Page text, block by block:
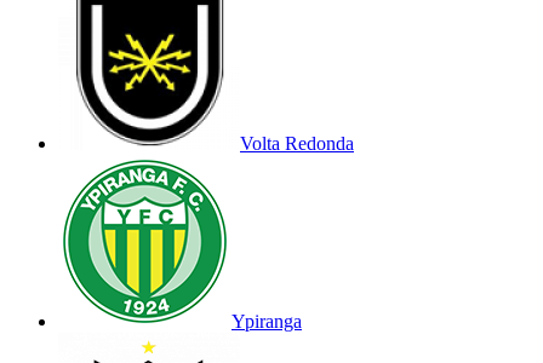
Volta Redonda
Ypiranga